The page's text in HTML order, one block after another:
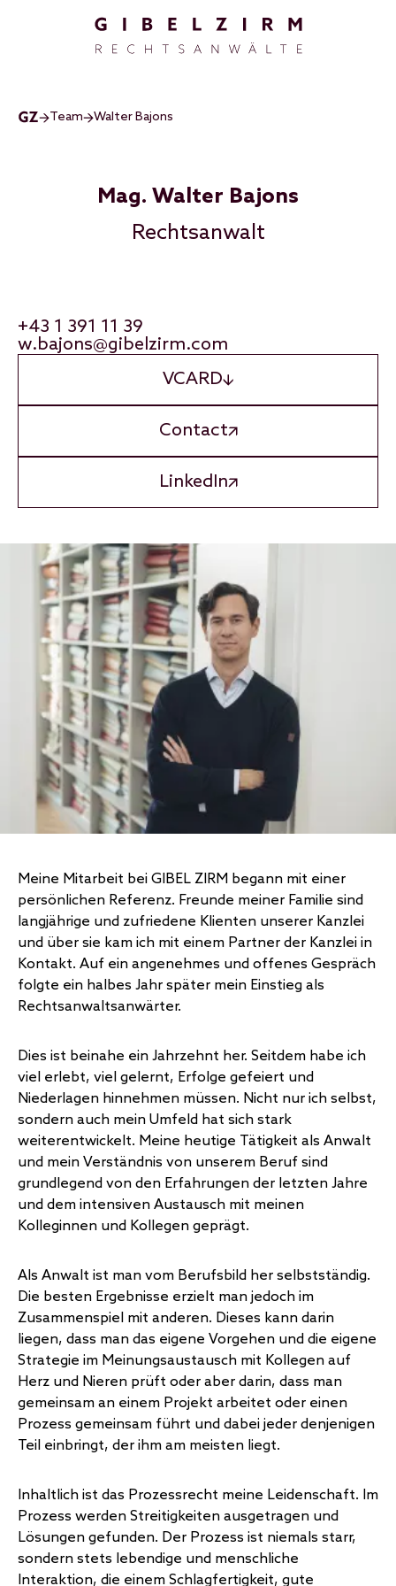
Team Walter Bajons
Mag. Walter Bajons
Rechtsanwalt
+43 1 391 11 39
w.bajons@gibelzirm.com
VCARD
Contact
LinkedIn
Meine Mitarbeit bei GIBEL ZIRM begann mit einer
persönlichen Referenz. Freunde meiner Familie sind
langjährige und zufriedene Klienten unserer Kanzlei
und über sie kam ich mit einem Partner der Kanzlei in
Kontakt. Auf ein angenehmes und offenes Gespräch
folgte ein halbes Jahr später mein Einstieg als
Rechtsanwaltsanwärter.
Dies ist beinahe ein Jahrzehnt her. Seitdem habe ich
viel erlebt, viel gelernt, Erfolge gefeiert und
Niederlagen hinnehmen müssen. Nicht nur ich selbst,
sondern auch mein Umfeld hat sich stark
weiterentwickelt. Meine heutige Tätigkeit als Anwalt
und mein Verständnis von unserem Beruf sind
grundlegend von den Erfahrungen der letzten Jahre
und dem intensiven Austausch mit meinen
Kolleginnen und Kollegen geprägt.
Als Anwalt ist man vom Berufsbild her selbstständig.
Die besten Ergebnisse erzielt man jedoch im
Zusammenspiel mit anderen. Dieses kann darin
liegen, dass man das eigene Vorgehen und die eigene
Strategie im Meinungsaustausch mit Kollegen auf
Herz und Nieren prüft oder aber darin, dass man
gemeinsam an einem Projekt arbeitet oder einen
Prozess gemeinsam führt und dabei jeder denjenigen
Teil einbringt, der ihm am meisten liegt.
Inhaltlich ist das Prozessrecht meine Leidenschaft. Im
Prozess werden Streitigkeiten ausgetragen und
Lösungen gefunden. Der Prozess ist niemals starr,
sondern stets lebendige und menschliche
Interaktion, die einem Schlagfertigkeit, gute